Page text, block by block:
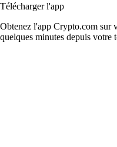
Télécharger l'app
Obtenez l'app Crypto.com sur
quelques minutes depuis votre